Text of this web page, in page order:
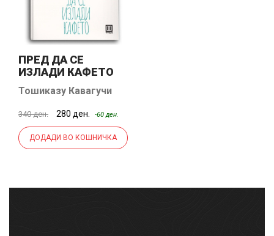
ПРЕД ДА СЕ
ИЗЛАДИ КАФЕТО
Тошиказу Кавагучи
340 ден. 280 ден. -60 ден.
ДОДАДИ ВО КОШНИЧКА